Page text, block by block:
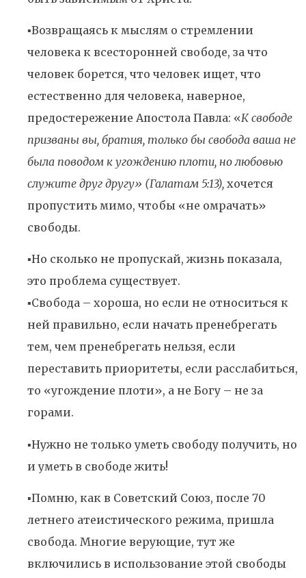
▪️Возвращаясь к мыслям о стремлении
человека к всесторонней свободе, за что
человек борется, что человек ищет, что
естественно для человека, наверное,
предостережение Апостола Павла: «К свободе
призваны вы, братия, только бы свобода ваша не
была поводом к угождению плоти, но любовью
служите друг другу» (Галатам 5:13), хочется
пропустить мимо, чтобы «не омрачать»
свободы.
▪️Но сколько не пропускай, жизнь показала,
это проблема существует.
▪️Свобода – хороша, но если не относиться к
ней правильно, если начать пренебрегать
тем, чем пренебрегать нельзя, если
переставить приоритеты, если расслабиться,
то «угождение плоти», а не Богу – не за
горами.
▪️Нужно не только уметь свободу получить, но
и уметь в свободе жить!
▪️Помню, как в Советский Союз, после 70
летнего атеистического режима, пришла
свобода. Многие верующие, тут же
включились в использование этой свободы